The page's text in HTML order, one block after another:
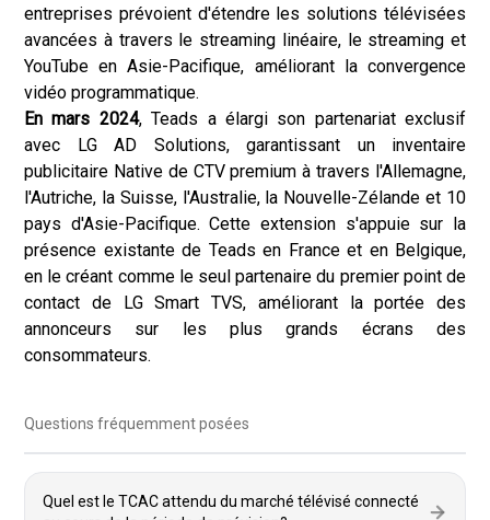
entreprises prévoient d'étendre les solutions télévisées
avancées à travers le streaming linéaire, le streaming et
YouTube en Asie-Pacifique, améliorant la convergence
vidéo programmatique.
En mars 2024, Teads a élargi son partenariat exclusif
avec LG AD Solutions, garantissant un inventaire
publicitaire Native de CTV premium à travers l'Allemagne,
l'Autriche, la Suisse, l'Australie, la Nouvelle-Zélande et 10
pays d'Asie-Pacifique. Cette extension s'appuie sur la
présence existante de Teads en France et en Belgique,
en le créant comme le seul partenaire du premier point de
contact de LG Smart TVS, améliorant la portée des
annonceurs sur les plus grands écrans des
consommateurs.
Questions fréquemment posées
Quel est le TCAC attendu du marché télévisé connecté